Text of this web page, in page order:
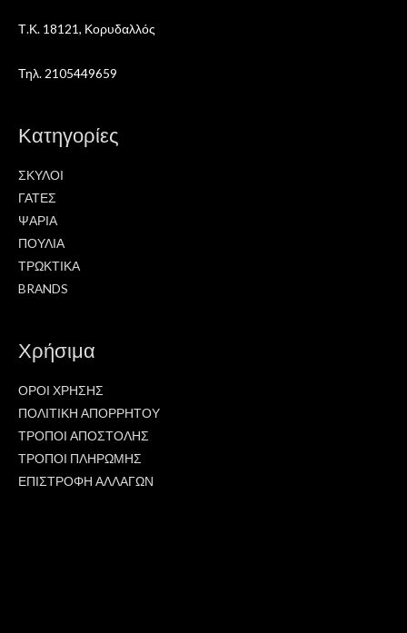
Τ.Κ. 18121, Κορυδαλλός
Τηλ. 2105449659
Κατηγορίες
ΣΚΥΛΟΙ
ΓΑΤΕΣ
ΨΑΡΙΑ
ΠΟΥΛΙΑ
ΤΡΩΚΤΙΚΑ
BRANDS
Χρήσιμα
ΟΡΟΙ ΧΡΗΣΗΣ
ΠΟΛΙΤΙΚΗ ΑΠΟΡΡΗΤΟΥ
ΤΡΟΠΟΙ ΑΠΟΣΤΟΛΗΣ
ΤΡΟΠΟΙ ΠΛΗΡΩΜΗΣ
ΕΠΙΣΤΡΟΦΗ ΑΛΛΑΓΩΝ